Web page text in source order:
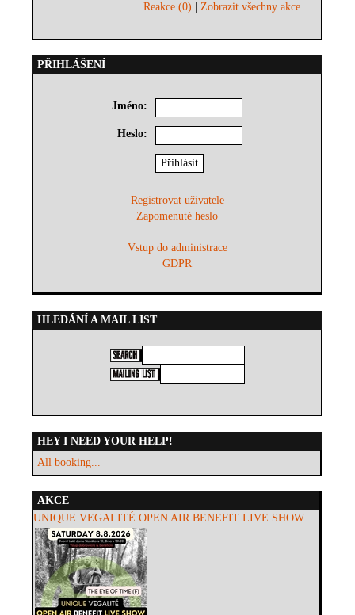
Reakce (0) |Zobrazit všechny akce ...
PŘIHLÁŠENÍ
Jméno:
Heslo:
Registrovat uživatele
Zapomenuté heslo
Vstup do administrace
GDPR
HLEDÁNÍ A MAIL LIST
HEY I NEED YOUR HELP!
All booking...
AKCE
UNIQUE VEGALITÉ OPEN AIR BENEFIT LIVE SHOW